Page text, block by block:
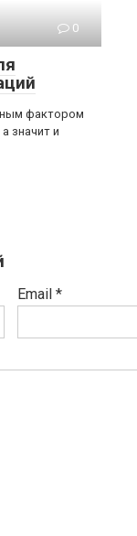
0
фактором
значит и
Email *